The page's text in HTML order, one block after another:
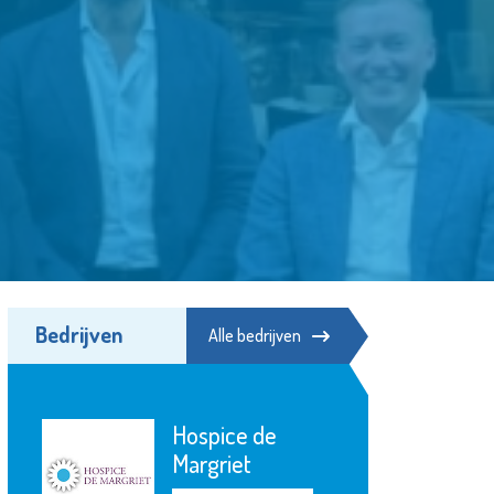
Bedrijven Alle bedrijven
Poppodium De
Kroepoekfabriek